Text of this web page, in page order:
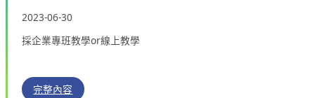
2023-06-30
採企業專班教學or線上教學
完整內容